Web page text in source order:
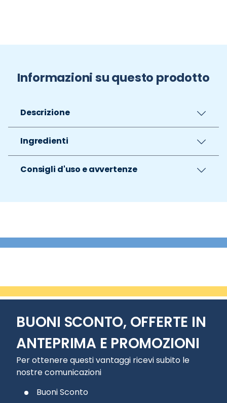
Informazioni su questo prodotto
Descrizione
Ingredienti
Consigli d'uso e avvertenze
BUONI SCONTO, OFFERTE IN
ANTEPRIMA E PROMOZIONI
Per ottenere questi vantaggi ricevi subito le
nostre comunicazioni
Buoni Sconto